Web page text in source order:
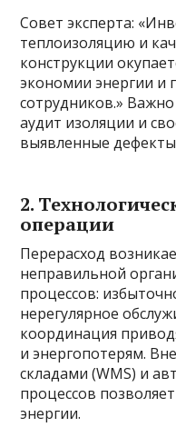
Совет эксперта:
теплоизоляцию и
конструкции
экономии энергии
сотрудников.»
аудит изоляции и
выявленные
2.
операции
Перерасход
неправильной
процессов:
нерегулярное
координация
и энергопотерям.
складами (WMS) и
процессов
энергии.